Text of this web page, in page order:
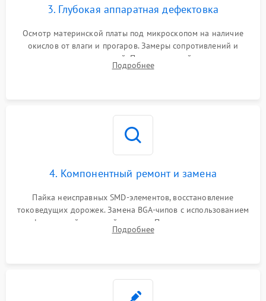
3. Глубокая аппаратная дефектовка
Осмотр материнской платы под микроскопом на наличие
окислов от влаги и прогаров. Замеры сопротивлений и
дежурных напряжений. Проверка цепей питания,
мультиконтроллера, процессора и видеочипа.
Подробнее
4. Компонентный ремонт и замена
Пайка неисправных SMD-элементов, восстановление
токоведущих дорожек. Замена BGA-чипов с использованием
инфракрасной паяльной станции. Прошивка микросхемы
BIOS или замена поврежденных портов USB
Подробнее